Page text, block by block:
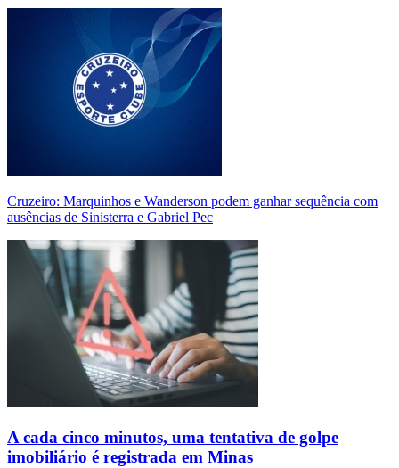
Cruzeiro: Marquinhos e Wanderson podem ganhar sequência com
ausências de Sinisterra e Gabriel Pec
A cada cinco minutos, uma tentativa de golpe
imobiliário é registrada em Minas